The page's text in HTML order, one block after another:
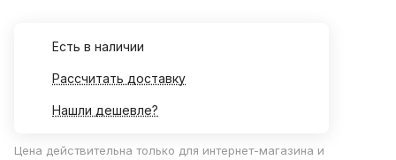
Есть в наличии
Рассчитать доставку
Нашли дешевле?
Цена действительна только для интернет-магазина и